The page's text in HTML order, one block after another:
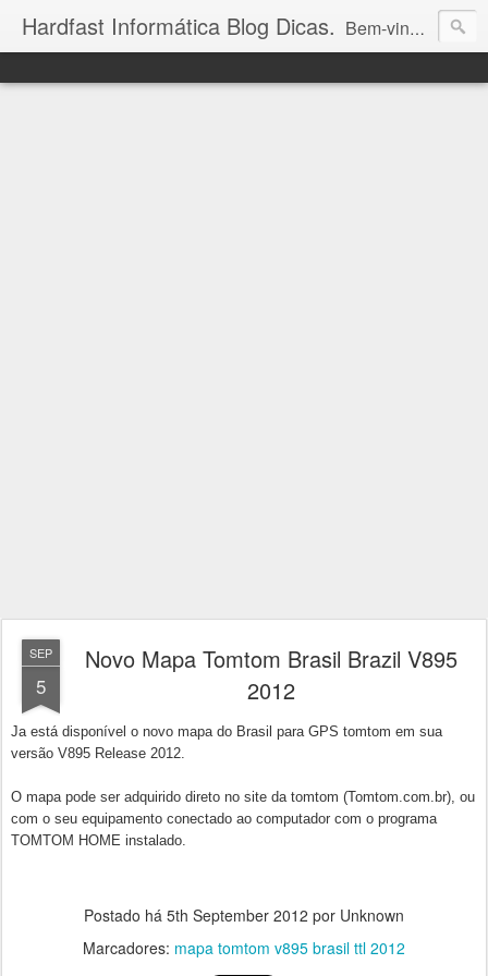
Hardfast Informática Blog Dicas. Bem-vindo ao Hardfast Informática Blog Dicas! Aqui você encontra as últimas novidades e valiosas dicas sobre eletrônicos, mundo geek, bolsa de valores e informática. Descubra um universo de conhecimento tecnológico e acompanhe-nos para estar sempre à frente nas áreas que você ama!
SEP
5
Novo Mapa Tomtom Brasil Brazil V895
2012
Ja está disponível o novo mapa do Brasil para GPS tomtom em sua
versão V895 Release 2012.
O mapa pode ser adquirido direto no site da tomtom (Tomtom.com.br), ou
com o seu equipamento conectado ao computador com o programa
TOMTOM HOME instalado.
Postado há 5th September 2012 por Unknown
Marcadores: mapa tomtom v895 brasil ttl 2012